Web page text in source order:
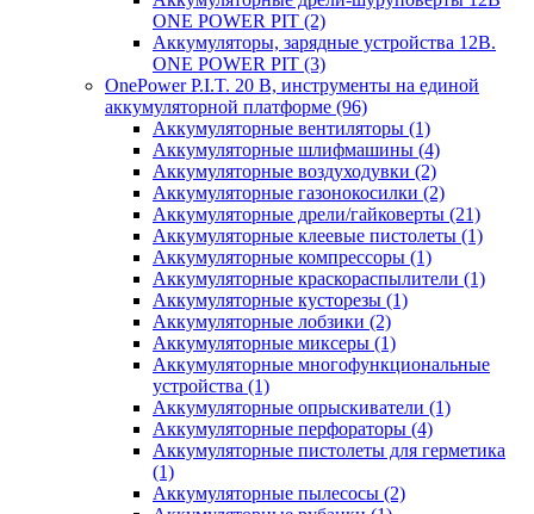
ONE POWER PIT (2)
Аккумуляторы, зарядные устройства 12В.
ONE POWER PIT (3)
OnePower P.I.T. 20 В, инструменты на единой
аккумуляторной платформе (96)
Аккумуляторные вентиляторы (1)
Аккумуляторные шлифмашины (4)
Аккумуляторные воздуходувки (2)
Аккумуляторные газонокосилки (2)
Аккумуляторные дрели/гайковерты (21)
Аккумуляторные клеевые пистолеты (1)
Аккумуляторные компрессоры (1)
Аккумуляторные краскораспылители (1)
Аккумуляторные кусторезы (1)
Аккумуляторные лобзики (2)
Аккумуляторные миксеры (1)
Аккумуляторные многофункциональные
устройства (1)
Аккумуляторные опрыскиватели (1)
Аккумуляторные перфораторы (4)
Аккумуляторные пистолеты для герметика
(1)
Аккумуляторные пылесосы (2)